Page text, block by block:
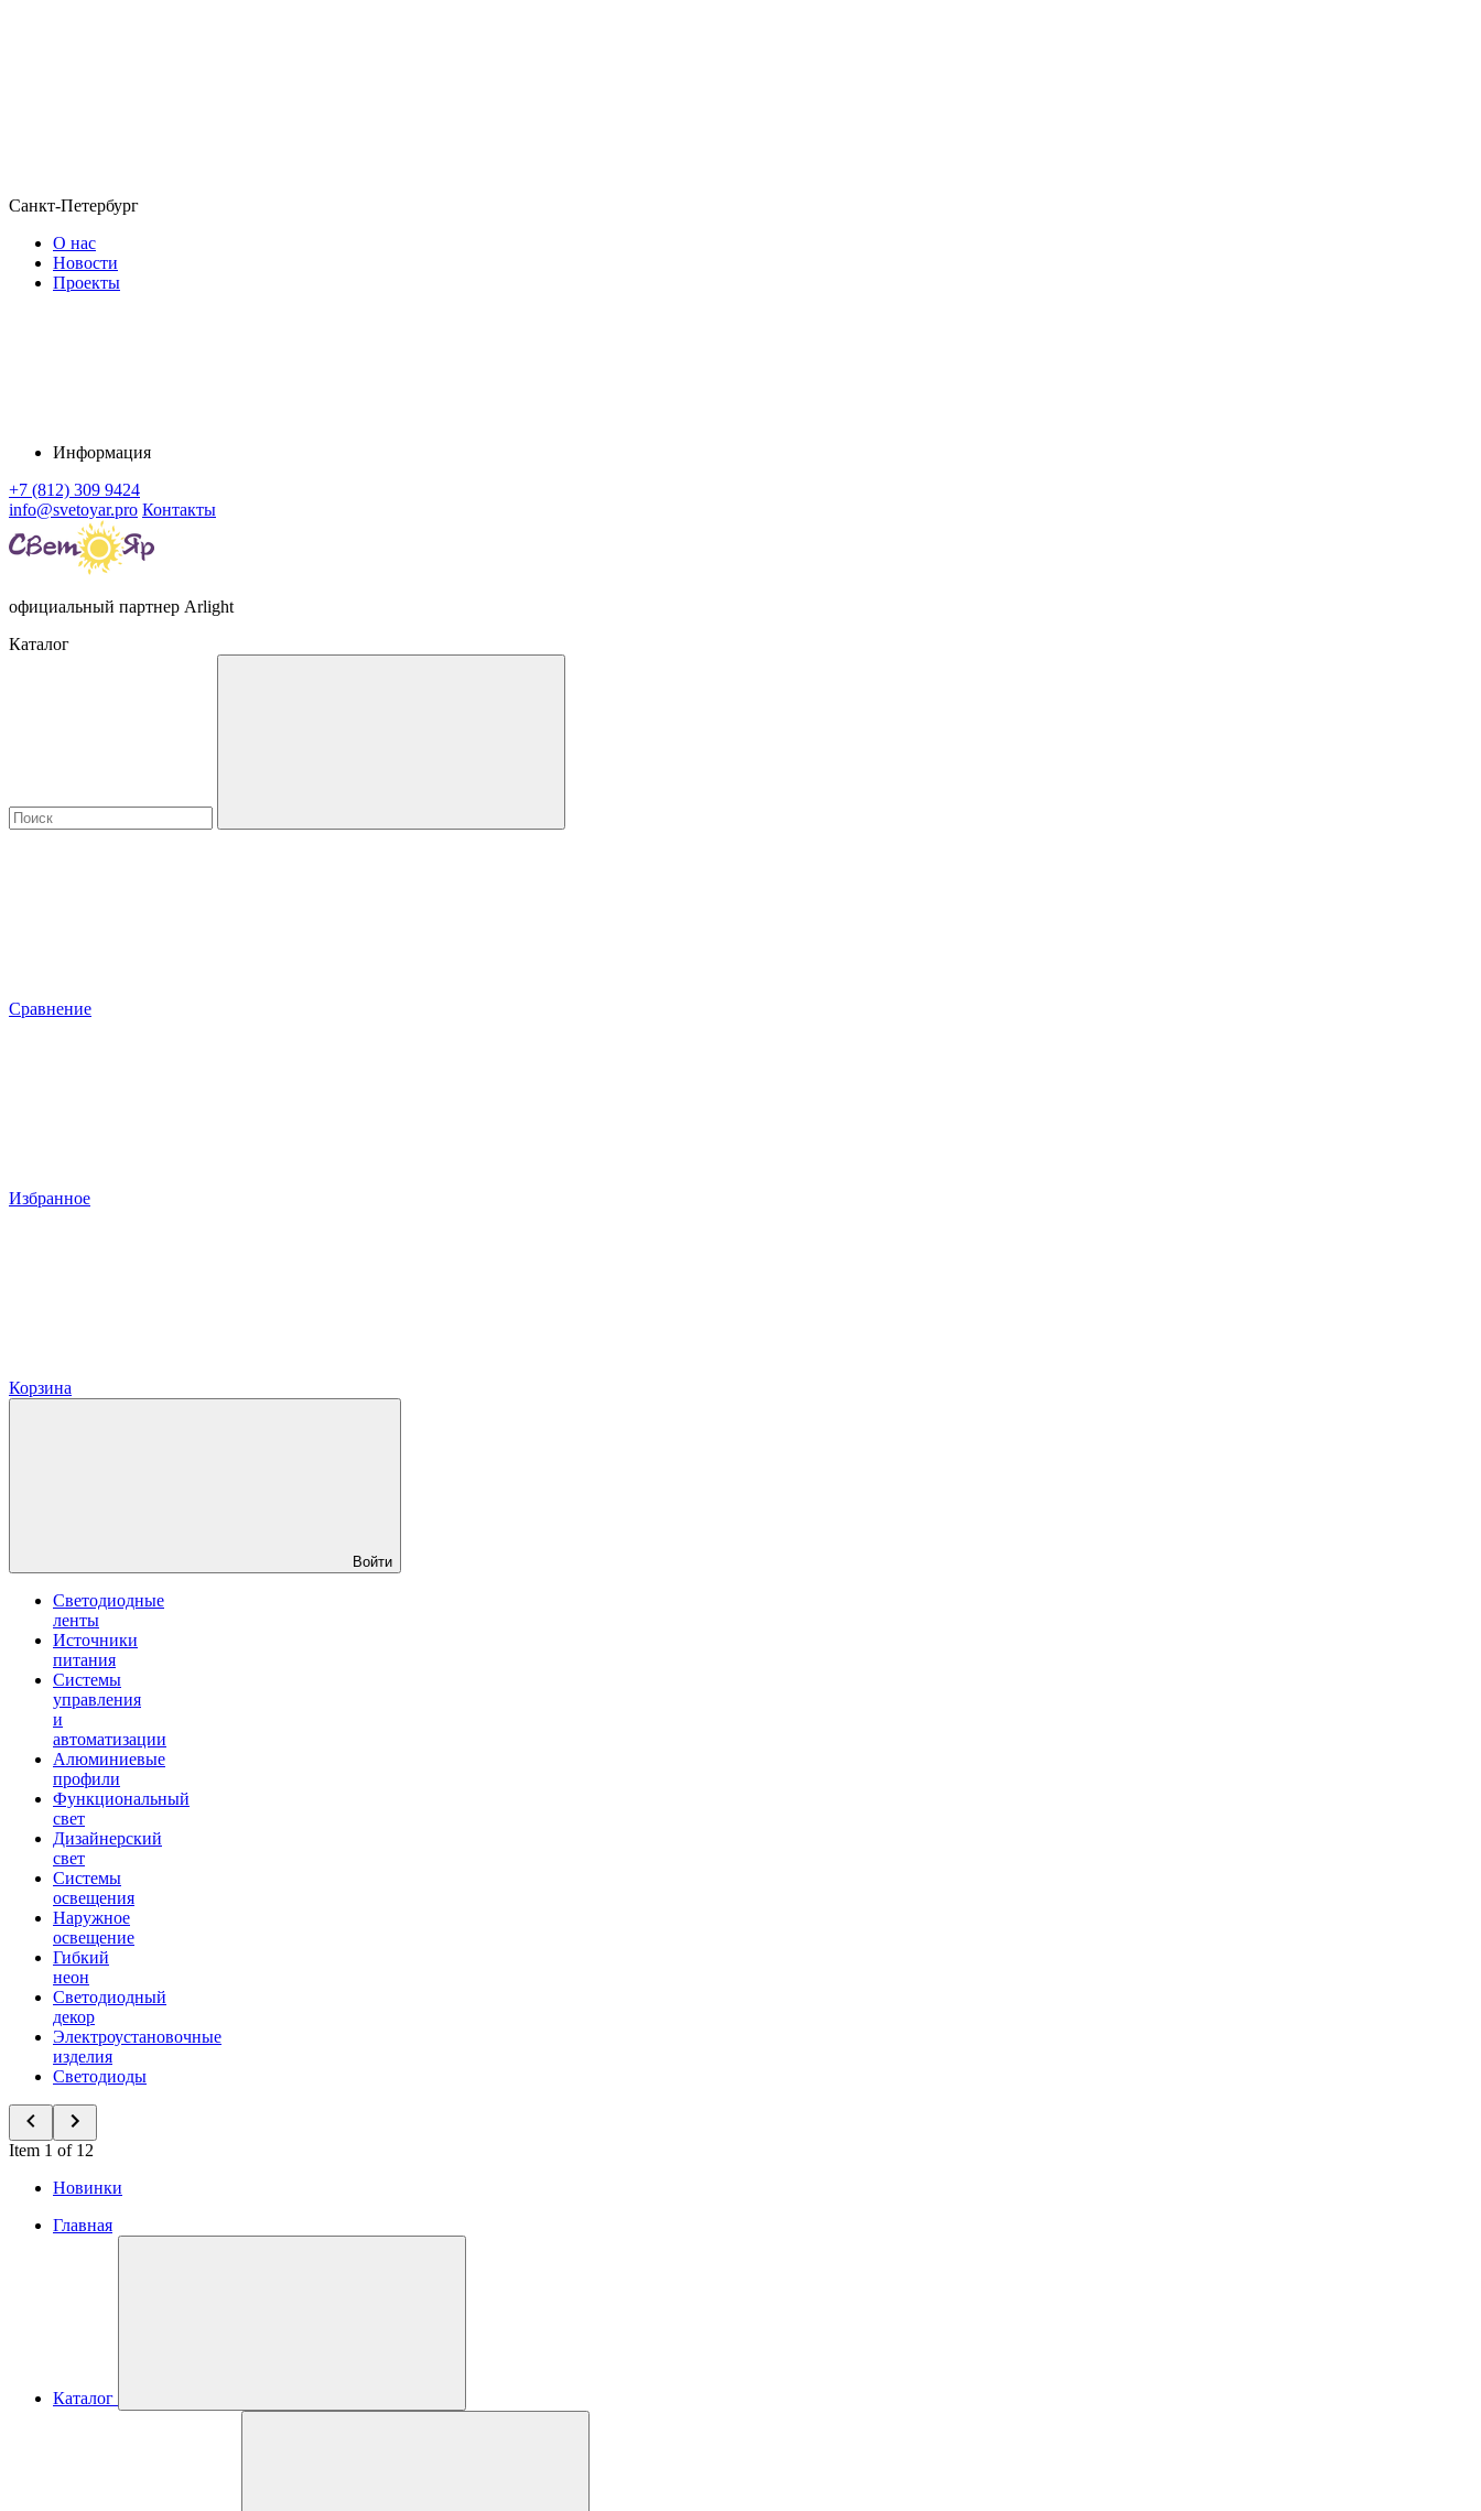
Санкт-Петербург
О нас
Новости
Проекты
Информация
+7 (812) 309 9424
info@svetoyar.pro Контакты
официальный партнер Arlight
Каталог
Сравнение
Избранное
Корзина
Войти
Светодиодные
ленты
Источники
питания
Системы
управления
и
автоматизации
Алюминиевые
профили
Функциональный
свет
Дизайнерский
свет
Системы
освещения
Наружное
освещение
Гибкий
неон
Светодиодный
декор
Электроустановочные
изделия
Светодиоды
Item 1 of 12
Новинки
Главная
Каталог